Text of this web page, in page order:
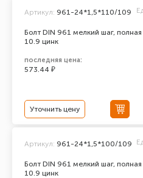
Болт DIN 961 мелкий шаг,
10.9 цинк
Артикул: 961-24*1,5*110/109
последняя цена:
573.44 ₽
Уточнить цену
Болт DIN 961 мелкий шаг,
10.9 цинк
Артикул: 961-24*1,5*100/109